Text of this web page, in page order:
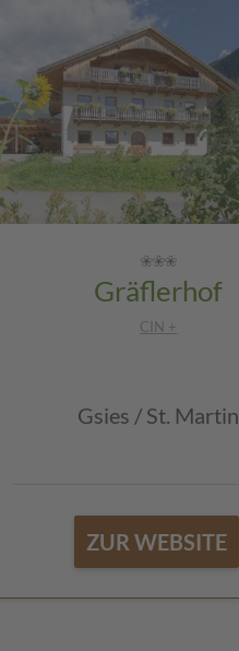
Gräflerhof
CIN +
Gsies / St. Martin
ZUR WEBSITE